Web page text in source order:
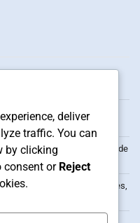
acompanhamento,
dos espectadores
recompensas, Taxas de
problemas de reivindicações,
deliver
traffic. You can
by clicking
consent or Reject